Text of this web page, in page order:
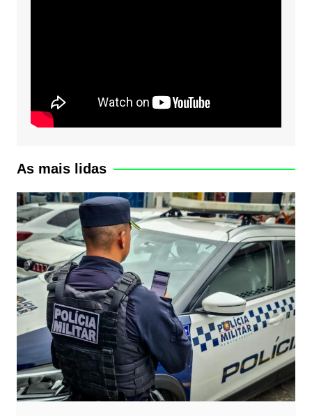
As mais lidas